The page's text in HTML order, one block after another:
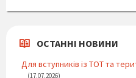
ОСТАННІ НОВИНИ
Для вступників із ТОТ та
17.07.2026